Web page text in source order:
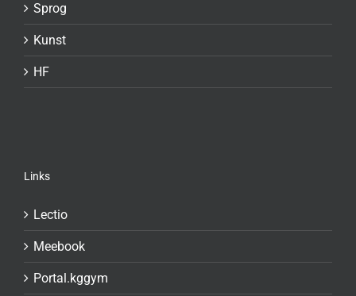
Sprog
Kunst
HF
Links
Lectio
Meebook
Portal.kggym